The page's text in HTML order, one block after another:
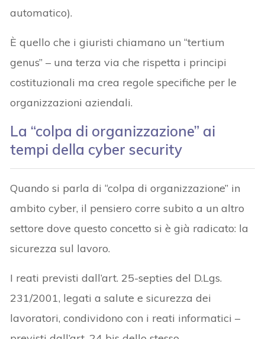
automatico).
È quello che i giuristi chiamano un “tertium
genus” – una terza via che rispetta i principi
costituzionali ma crea regole specifiche per le
organizzazioni aziendali.
La “colpa di organizzazione” ai
tempi della cyber security
Quando si parla di “colpa di organizzazione” in
ambito cyber, il pensiero corre subito a un altro
settore dove questo concetto si è già radicato: la
sicurezza sul lavoro.
I reati previsti dall’art. 25-septies del D.Lgs.
231/2001, legati a salute e sicurezza dei
lavoratori, condividono con i reati informatici –